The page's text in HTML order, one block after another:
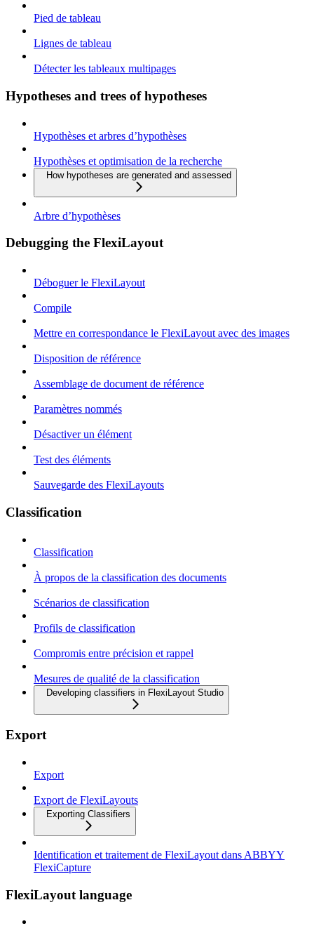
Pied de tableau
Lignes de tableau
Détecter les tableaux multipages
Hypotheses and trees of hypotheses
Hypothèses et arbres d’hypothèses
Hypothèses et optimisation de la recherche
How hypotheses are generated and assessed
Arbre d’hypothèses
Debugging the FlexiLayout
Déboguer le FlexiLayout
Compile
Mettre en correspondance le FlexiLayout avec des images
Disposition de référence
Assemblage de document de référence
Paramètres nommés
Désactiver un élément
Test des éléments
Sauvegarde des FlexiLayouts
Classification
Classification
À propos de la classification des documents
Scénarios de classification
Profils de classification
Compromis entre précision et rappel
Mesures de qualité de la classification
Developing classifiers in FlexiLayout Studio
Export
Export
Export de FlexiLayouts
Exporting Classifiers
Identification et traitement de FlexiLayout dans ABBYY
FlexiCapture
FlexiLayout language